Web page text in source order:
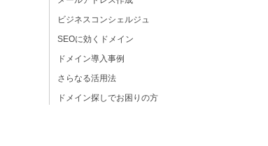
ビジネスコンシェルジュ
SEOに効くドメイン
ドメイン導入事例
さらなる活用法
ドメイン探しでお困りの方